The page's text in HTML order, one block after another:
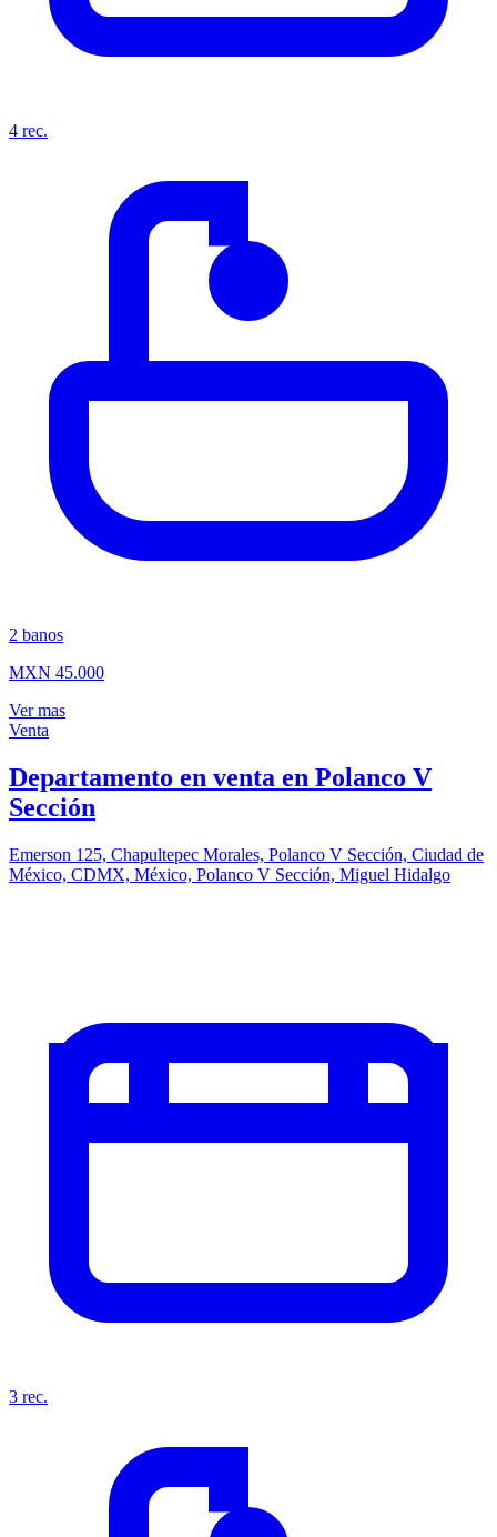
4 rec.
2 banos
MXN 45.000
Ver mas
Venta
Departamento en venta en Polanco V
Sección
Emerson 125, Chapultepec Morales, Polanco V Sección, Ciudad de
México, CDMX, México, Polanco V Sección, Miguel Hidalgo
3 rec.